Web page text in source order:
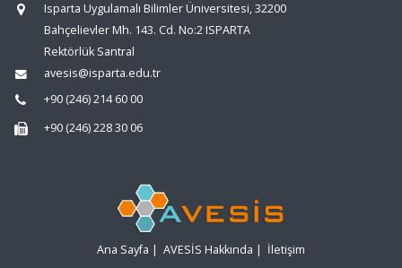
Isparta Uygulamalı Bilimler Üniversitesi, 32200
Bahçelievler Mh. 143. Cd. No:2 ISPARTA
Rektörlük Santral
avesis@isparta.edu.tr
+90 (246) 214 60 00
+90 (246) 228 30 06
Ana Sayfa | AVESİS Hakkında | İletişim